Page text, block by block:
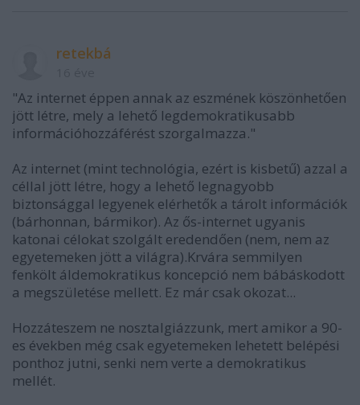
retekbá
"Az internet éppen annak az eszmének köszönhetően
jött létre, mely a lehető legdemokratikusabb
információhozzáférést szorgalmazza."
Az internet (mint technológia, ezért is kisbetű) azzal a
céllal jött létre, hogy a lehető legnagyobb
biztonsággal legyenek elérhetők a tárolt információk
(bárhonnan, bármikor). Az ős-internet ugyanis
katonai célokat szolgált eredendően (nem, nem az
egyetemeken jött a világra).Krvára semmilyen
fenkölt áldemokratikus koncepció nem bábáskodott
a megszületése mellett. Ez már csak okozat...
Hozzáteszem ne nosztalgiázzunk, mert amikor a 90-
es években még csak egyetemeken lehetett belépési
ponthoz jutni, senki nem verte a demokratikus
mellét.